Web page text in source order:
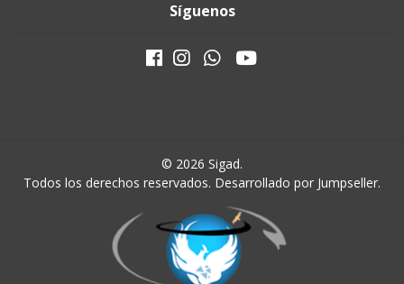
Síguenos
© 2026 Sigad.
Todos los derechos reservados. Desarrollado por Jumpseller.